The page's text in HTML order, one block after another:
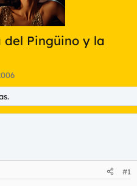
Pingüino y la
#1